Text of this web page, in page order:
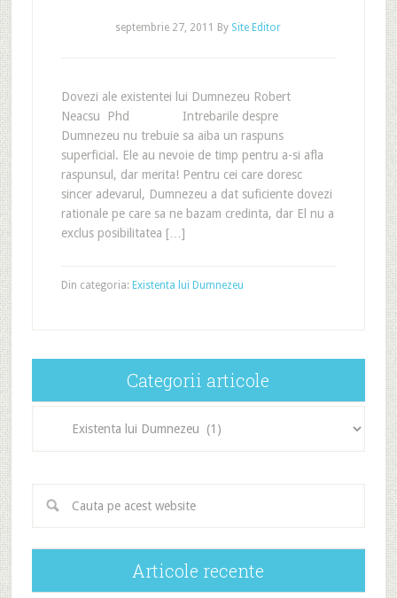
septembrie 27, 2011 By Site Editor
Dovezi ale existentei lui Dumnezeu Robert
Neacsu Phd Intrebarile despre
Dumnezeu nu trebuie sa aiba un raspuns
superficial. Ele au nevoie de timp pentru a-si afla
raspunsul, dar merita! Pentru cei care doresc
sincer adevarul, Dumnezeu a dat suficiente dovezi
rationale pe care sa ne bazam credinta, dar El nu a
exclus posibilitatea […]
Din categoria: Existenta lui Dumnezeu
Categorii articole
articole
Articole recente